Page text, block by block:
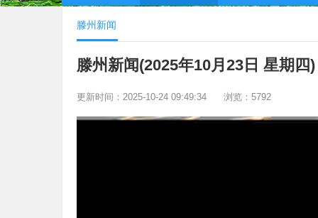
滕州新闻
滕州新闻(2025年10月23日 星期四)
更新时间：2025-10-24 09:49:34 浏览：5792